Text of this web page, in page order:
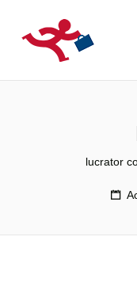
lucrator